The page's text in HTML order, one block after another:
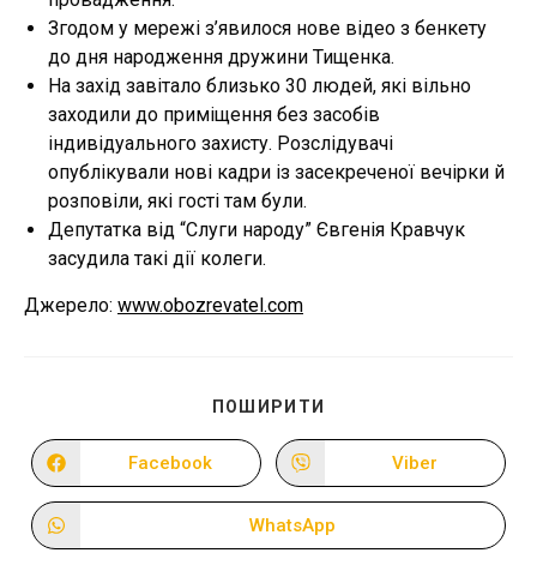
Згодом у мережі з’явилося нове відео з бенкету
до дня народження дружини Тищенка.
На захід завітало близько 30 людей, які вільно
заходили до приміщення без засобів
індивідуального захисту. Розслідувачі
опублікували нові кадри із засекреченої вечірки й
розповіли, які гості там були.
Депутатка від “Слуги народу” Євгенія Кравчук
засудила такі дії колеги.
Джерело: www.obozrevatel.com
ПОШИРИТИ
ВМІСТОМ
Відкрити
в
новому
Facebook
Відкрити
в
новому
Viber
Відкрити
в
WhatsApp